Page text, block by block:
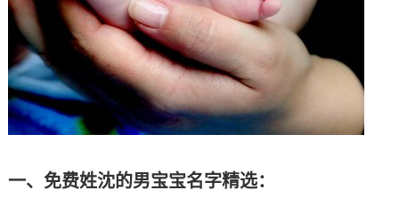
一、免费姓沈的男宝宝名字精选：